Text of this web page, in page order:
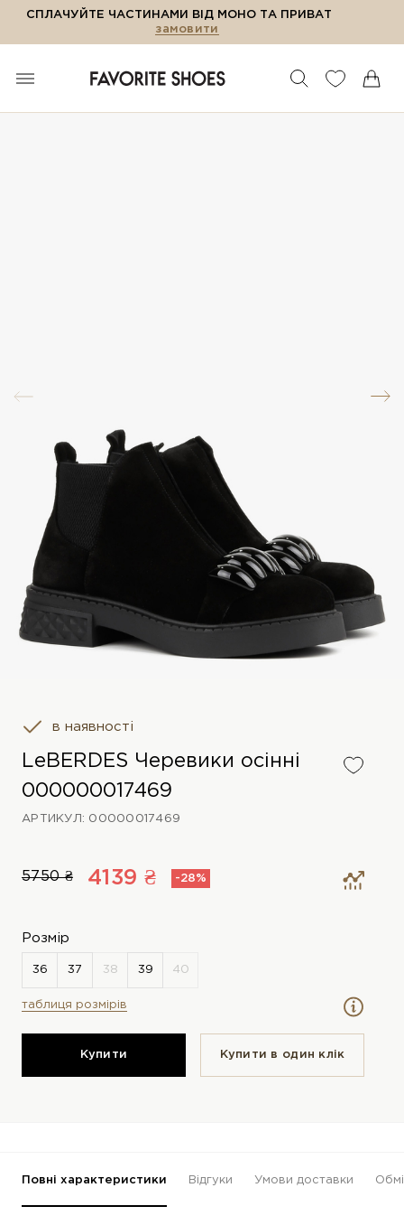
СПЛАЧУЙТЕ ЧАСТИНАМИ ВІД МОНО ТА ПРИВАТ
замовити
в наявності
LeBERDES Черевики осінні
000000017469
АРТИКУЛ: 00000017469
5750 ₴ 4139 ₴ -28%
Розмір
таблиця розмірів
Купити Купити в один клiк
Повні характеристики Відгуки Умови доставки